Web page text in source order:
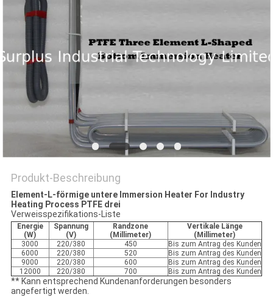
Produkt-Beschreibung
Element-L-förmige untere Immersion Heater For Industry
Heating Process PTFE drei
Verweisspezifikations-Liste
Energie
(W)
Spannung
(V)
Randzone
(Millimeter)
Vertikale Länge
(Millimeter)
3000
220/380 450
Bis zum Antrag des Kunden
6000
220/380 520
Bis zum Antrag des Kunden
9000
220/380 600
Bis zum Antrag des Kunden
12000
220/380 700 Bis zum Antrag des Kunden
** Kann entsprechend Kundenanforderungen besonders
angefertigt werden.